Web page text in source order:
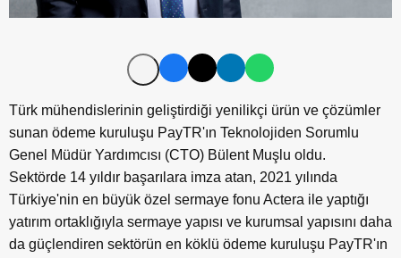
Türk mühendislerinin geliştirdiği yenilikçi ürün ve çözümler
sunan ödeme kuruluşu PayTR'ın Teknolojiden Sorumlu
Genel Müdür Yardımcısı (CTO) Bülent Muşlu oldu.
Sektörde 14 yıldır başarılara imza atan, 2021 yılında
Türkiye'nin en büyük özel sermaye fonu Actera ile yaptığı
yatırım ortaklığıyla sermaye yapısı ve kurumsal yapısını daha
da güçlendiren sektörün en köklü ödeme kuruluşu PayTR'ın